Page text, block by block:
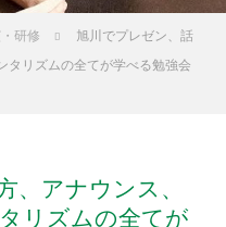
研修
旭川でプレゼン、話
タリズムの全てが学べる勉強会
、アナウンス、
リズムの全てが